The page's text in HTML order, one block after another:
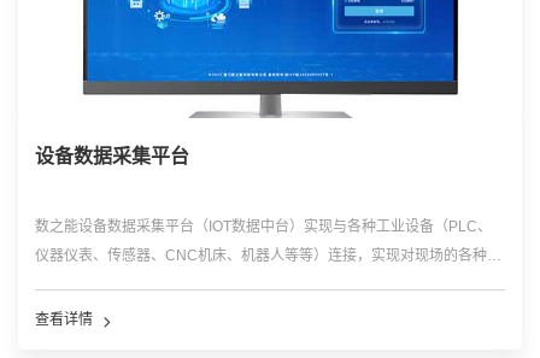
设备数据采集平台
数之能设备数据采集平台（IOT数据中台）实现与各种工业设备（PLC、
仪器仪表、传感器、CNC机床、机器人等等）连接，实现对现场的各种工
台，为各种工业物联网平台、工业互联网平台和工业软件提供开放的数据
查看详情